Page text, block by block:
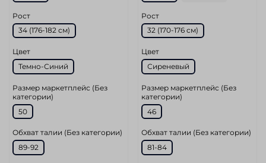
Рост
34 (176-182 см)
Цвет
Темно-Синий
Размер маркетплейс (Без
категории)
50
Обхват талии (Без категории)
89-92
Рост
32 (170-176 cм)
Цвет
Сиреневый
Размер маркетплейс (Без
категории)
46
Обхват талии (Без категории)
81-84